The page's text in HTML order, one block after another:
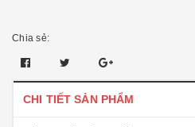
Chia sẻ:
CHI TIẾT SẢN PHẨM